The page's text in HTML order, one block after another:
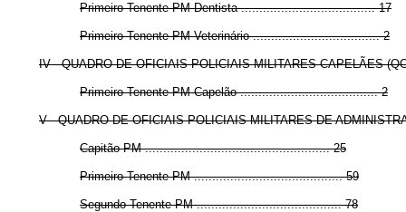
Primeiro-Tenente PM Dentista ..................................... 17
Primeiro-Tenente PM Veterinário ................................... 2
IV - QUADRO DE OFICIAIS POLICIAIS MILITARES CAPELÃES
Primeiro-Tenente PM Capelão ...................................... 2
V - QUADRO DE OFICIAIS POLICIAIS MILITARES DE
Capitão PM ................................................... 25
Primeiro-Tenente PM ......................................... 59
Segundo-Tenente PM ........................................ 78